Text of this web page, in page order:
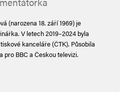
(narozena 18. září 1969) je
V letech 2019–2024 byla
kanceláře (ČTK). Působila
pro BBC a Českou televizi.